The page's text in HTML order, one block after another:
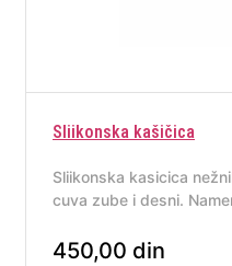
Sliikonska kašičica
Sliikonska kasicica
cuva zube i desni.
450,00 din